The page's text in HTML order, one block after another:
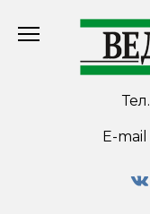
Тел.
E-mail